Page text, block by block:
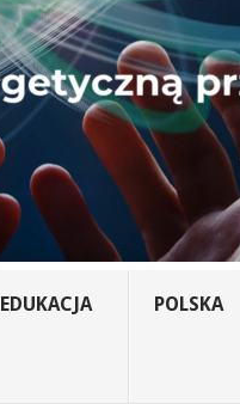
EDUKACJA POLSKA